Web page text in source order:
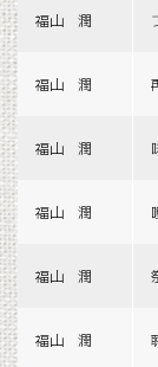
福山 潤
福山 潤
福山 潤
福山 潤
福山 潤
福山 潤